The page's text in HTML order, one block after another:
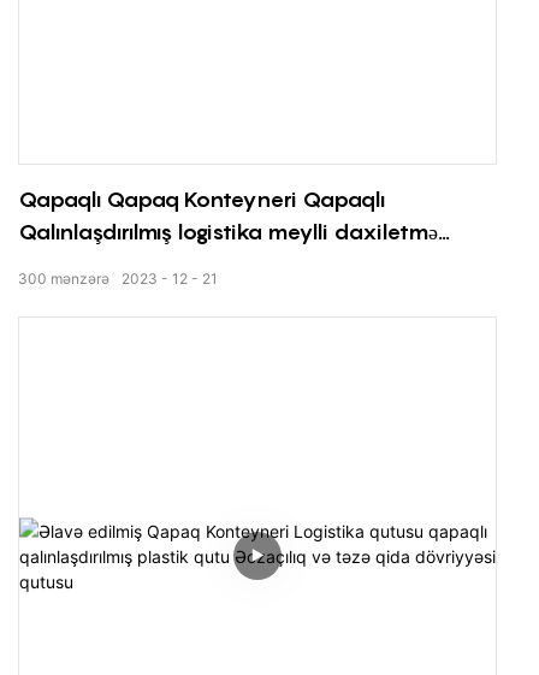
Qapaqlı Qapaq Konteyneri Qapaqlı
Qalınlaşdırılmış logistika meylli daxiletmə
2023 12 21
300 mənzərə